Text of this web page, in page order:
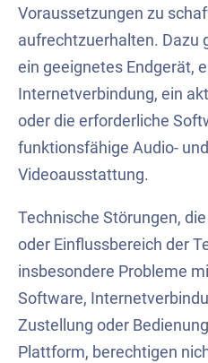
Voraussetzungen zu
aufrechtzuerhalten. Dazu
ein geeignetes Endgerät,
Internetverbindung, ein
oder die erforderliche
funktionsfähige Audio-
Videoausstattung.
Technische Störungen,
oder Einflussbereich der
insbesondere Probleme
Software,
Zustellung oder
Plattform, berechtigen